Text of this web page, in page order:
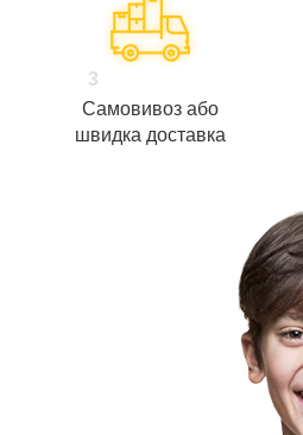
3
Самовивоз або
швидка доставка